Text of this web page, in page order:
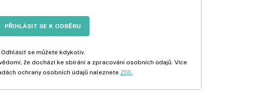
PŘIHLÁSIT SE K ODBĚRU
Odhlásit se můžete kdykoliv.
že dochází ke sbírání a zpracování osobních údajů. Více
ochrany osobních údajů naleznete ZDE